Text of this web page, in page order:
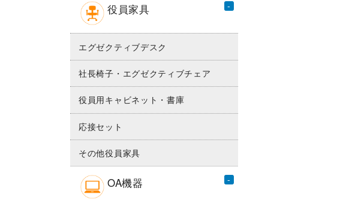
役員家具
エグゼクティブデスク
社長椅子・エグゼクティブチェア
役員用キャビネット・書庫
応接セット
その他役員家具
OA機器